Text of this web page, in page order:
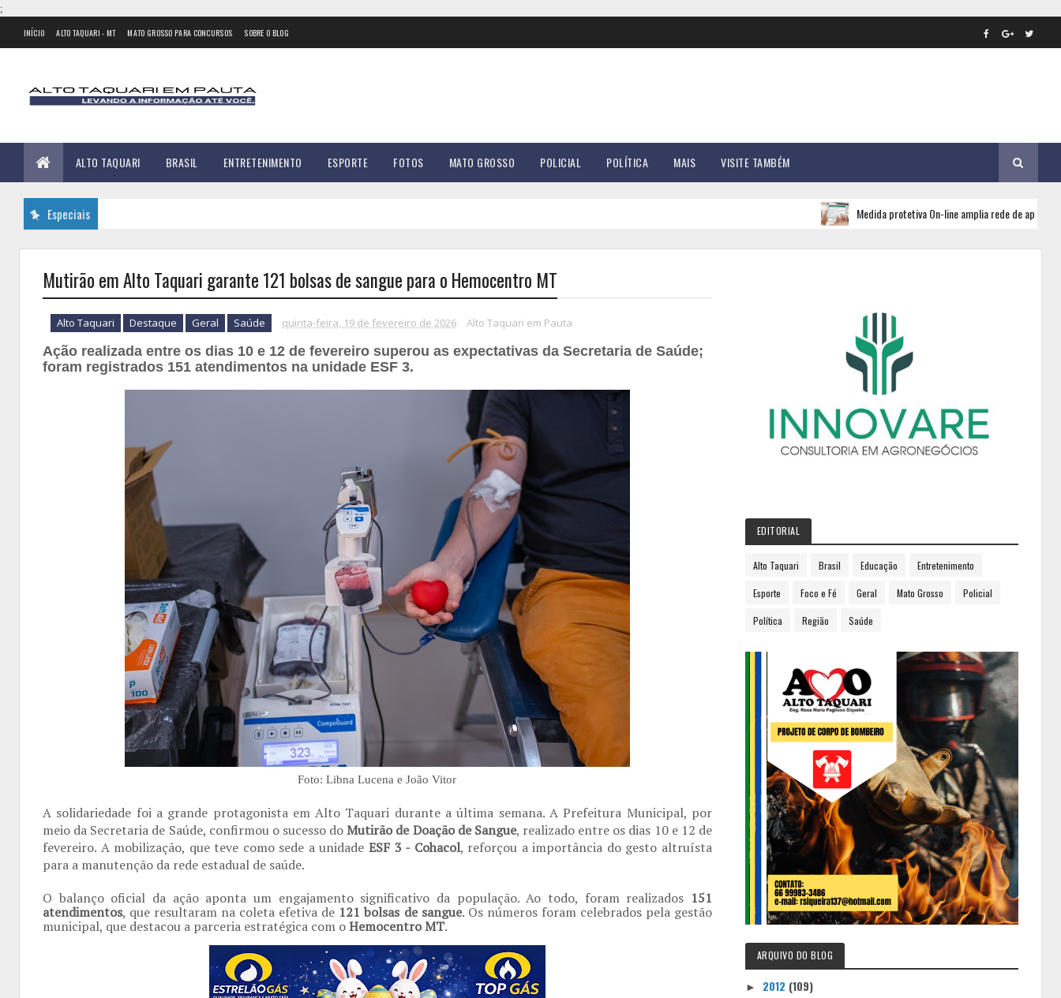
;
INÍCIO ALTO TAQUARI - MT MATO GROSSO PARA CONCURSOS SOBRE O BLOG
ALTO TAQUARI BRASIL ENTRETENIMENTO ESPORTE FOTOS MATO GROSSO POLICIAL POLÍTICA MAIS VISITE TAMBÉM
Especiais Medida protetiva On-line amplia rede de apoio e segurança
Mutirão em Alto Taquari garante 121 bolsas de sangue para o Hemocentro MT
Alto Taquari Destaque Geral Saúde quinta-feira, 19 de fevereiro de 2026 Alto Taquari em Pauta
Ação realizada entre os dias 10 e 12 de fevereiro superou as expectativas da Secretaria de Saúde;
foram registrados 151 atendimentos na unidade ESF 3.
Foto: Libna Lucena e João Vitor
A solidariedade foi a grande protagonista em Alto Taquari durante a última semana. A Prefeitura Municipal, por
meio da Secretaria de Saúde, confirmou o sucesso doMutirão de Doação de Sangue, realizado entre os dias 10 e 12 de
fevereiro. A mobilização, que teve como sede a unidade ESF 3 - Cohacol, reforçou a importância do gesto altruísta
para a manutenção da rede estadual de saúde.
O balanço oficial da ação aponta um engajamento significativo da população. Ao todo, foram realizados 151
atendimentos, que resultaram na coleta efetiva de 121 bolsas de sangue. Os números foram celebrados pela gestão
municipal, que destacou a parceria estratégica com oHemocentro MT.
EDITORIAL
Alto Taquari Brasil Educação Entretenimento
Esporte Foco e Fé Geral Mato Grosso Policial
Política Região Saúde
ARQUIVO DO BLOG
► 2012 (109)